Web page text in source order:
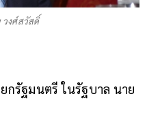
วงศ์สวัสดิ์
กรัฐมนตรี ในรัฐบาล นาย